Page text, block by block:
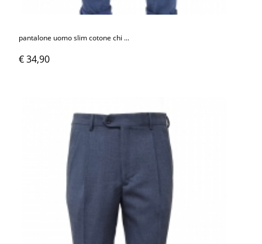
pantalone uomo slim cotone chi ...
€ 34,90